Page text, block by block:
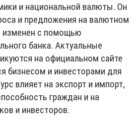
и национальной валюты. Он
и предложения на валютном
с помощью
банка. Актуальные
на официальном сайте
бизнесом и инвесторами для
влияет на экспорт и импорт,
граждан и на
и инвесторов.